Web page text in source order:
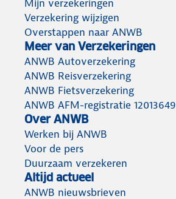
verzekerd?
Wij leggen het uit
Mijn verzekeringen
Verzekering wijzigen
Overstappen naar ANWB
Meer van Verzekeringen
ANWB Autoverzekering
ANWB Reisverzekering
ANWB Fietsverzekering
ANWB AFM-registratie 12013649
Over ANWB
Werken bij ANWB
Voor de pers
Duurzaam verzekeren
Altijd actueel
ANWB nieuwsbrieven